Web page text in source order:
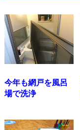
今年も網戸を風呂
場で洗浄